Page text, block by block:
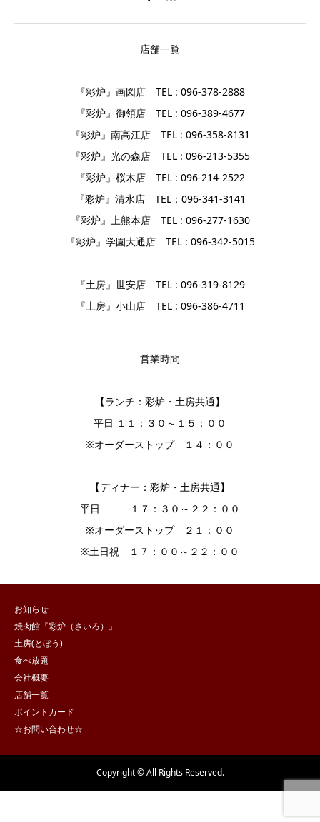
店舗一覧
『彩炉』画図店 TEL : 096-378-2888
『彩炉』御領店 TEL : 096-389-4677
『彩炉』南高江店 TEL : 096-358-8131
『彩炉』光の森店 TEL : 096-213-5355
『彩炉』桜木店 TEL : 096-214-2522
『彩炉』清水店 TEL：096-341-3141
『彩炉』上熊本店 TEL : 096-277-1630
『彩炉』学園大通店 TEL : 096-342-5015
『土房』世安店 TEL : 096-319-8129
『土房』小山店 TEL : 096-386-4711
営業時間
【ランチ：彩炉・土房共通】
平日 １１：３０～１５：００
※オーダーストップ １４：００
【ディナー：彩炉・土房共通】
平日 １７：３０～２２：００
※オーダーストップ ２１：００
※土日祝 １７：００～２２：００
お知らせ
焼肉館『彩炉（さいろ）』
土房(とぼう)
食べ放題
会社概要
店舗一覧
ポイントカード
☆お問い合わせ☆
Copyright © All Rights Reserved.